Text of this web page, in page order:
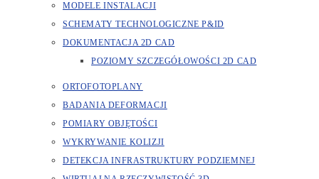
MODELE INSTALACJI
SCHEMATY TECHNOLOGICZNE P&ID
DOKUMENTACJA 2D CAD
POZIOMY SZCZEGÓŁOWOŚCI 2D CAD
ORTOFOTOPLANY
BADANIA DEFORMACJI
POMIARY OBJĘTOŚCI
WYKRYWANIE KOLIZJI
DETEKCJA INFRASTRUKTURY PODZIEMNEJ